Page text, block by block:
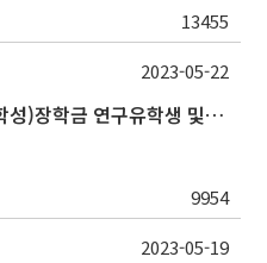
13455
2024년도 일본 정부(문부과학성)장학금 연구유학생 및 일한공동고등교육 유학생 교류사업(석사·박사학위 과정) 선발
9954
2023-05-22
2023-05-19